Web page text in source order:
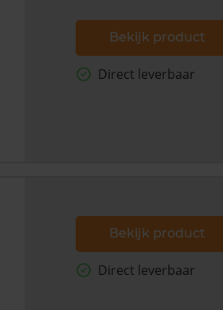
Bekijk product
Direct leverbaar
Bekijk product
Direct leverbaar